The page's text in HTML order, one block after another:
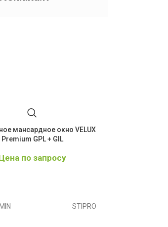
мансардное окно VELUX
Premium GPL + GIL
по запросу
STIPRO